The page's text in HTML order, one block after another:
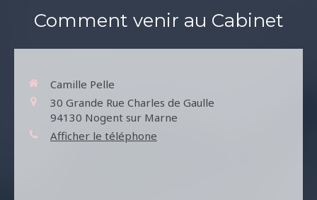
Comment venir au Cabinet
Camille Pelle
30 Grande Rue Charles de Gaulle
94130 Nogent sur Marne
Afficher le téléphone